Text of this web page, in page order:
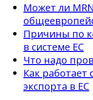
Может ли
Причины по
в системе EC
Что надо
Как работает
экспорта в ЕС